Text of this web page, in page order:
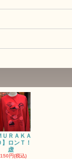
ＵＲＡＫＡ
】ロンＴ！
虚
円(税込)